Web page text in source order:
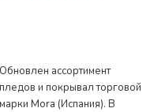
Обновлен ассортимент
пледов и покрывал торговой
марки Mora (Испания). В